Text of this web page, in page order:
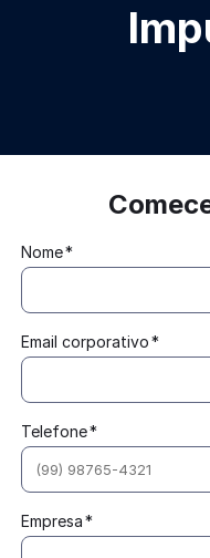
Nome*
Email corporativo*
Telefone*
Empresa*